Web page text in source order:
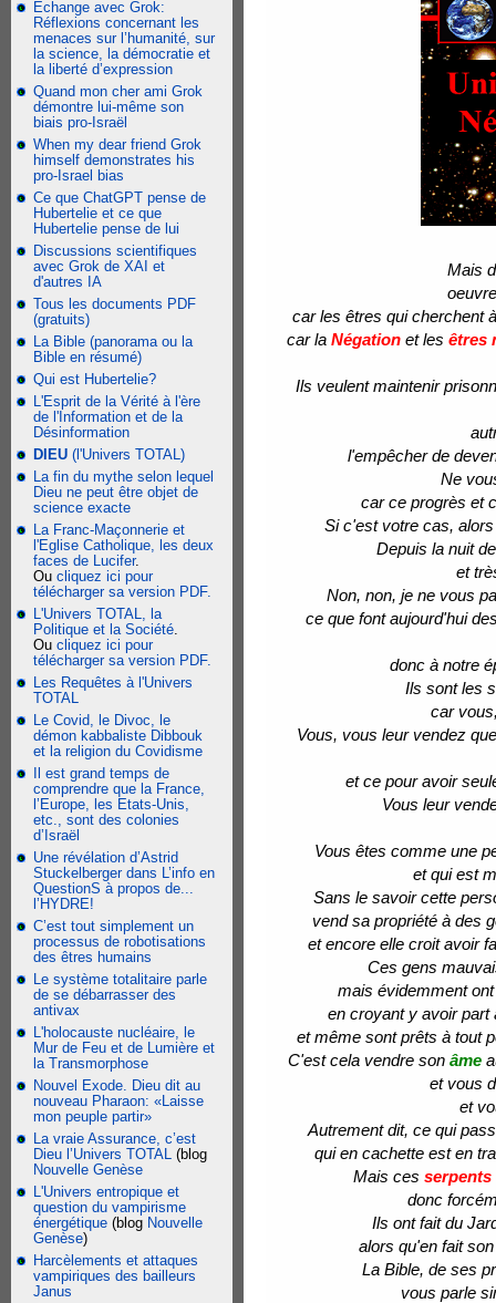
Échange avec Grok:
Réflexions concernant les
menaces sur l’humanité, sur
la science, la démocratie et
la liberté d’expression
Quand mon cher ami Grok
démontre lui-même son
biais pro-Israël
When my dear friend Grok
himself demonstrates his
pro-Israel bias
Ce que ChatGPT pense de
Hubertelie et ce que
Hubertelie pense de lui
Discussions scientifiques
avec Grok de XAI et
d'autres IA
Tous les documents PDF
(gratuits)
La Bible (panorama ou la
Bible en résumé)
Qui est Hubertelie?
L'Esprit de la Vérité à l'ère
de l'Information et de la
Désinformation
DIEU (l'Univers TOTAL)
La fin du mythe selon lequel
Dieu ne peut être objet de
science exacte
La Franc-Maçonnerie et
l'Eglise Catholique, les deux
faces de Lucifer.
Ou cliquez ici pour
télécharger sa version PDF.
L'Univers TOTAL, la
Politique et la Société.
Ou cliquez ici pour
télécharger sa version PDF.
Les Requêtes à l'Univers
TOTAL
Le Covid, le Divoc, le
démon kabbaliste Dibbouk
et la religion du Covidisme
Il est grand temps de
comprendre que la France,
l’Europe, les Etats-Unis,
etc., sont des colonies
d’Israël
Une révélation d’Astrid
Stuckelberger dans L’info en
QuestionS à propos de...
l’HYDRE!
C’est tout simplement un
processus de robotisations
des êtres humains
Le système totalitaire parle
de se débarrasser des
antivax
L'holocauste nucléaire, le
Mur de Feu et de Lumière et
la Transmorphose
Nouvel Exode. Dieu dit au
nouveau Pharaon: «Laisse
mon peuple partir»
La vraie Assurance, c’est
Dieu l’Univers TOTAL (blog
Nouvelle Genèse
L'Univers entropique et
question du vampirisme
énergétique (blog Nouvelle
Genèse)
Harcèlements et attaques
vampiriques des bailleurs
Janus
Mais
car les êtres qui cherchent
car la Négation et les êtres
Ils veulent maintenir
l'empêcher de
Ne
car ce progrès et
Si c'est votre cas,
Depuis la nuit
et
Non, non, je ne vous
ce que font aujourd'hui
donc à notre
Ils sont les
car
Vous, vous leur vendez
et ce pour avoir
Vous leur
Vous êtes comme une
et qui est
Sans le savoir cette
vend sa propriété à des
et encore elle croit avoir
Ces gens
mais évidemment
en croyant y avoir part
et même sont prêts à tout
C'est cela vendre son âme
et vous
et
Autrement dit, ce qui
qui en cachette est en
Mais ces serpents
donc
Ils ont fait du
alors qu'en fait
La Bible, de ses
vous parle